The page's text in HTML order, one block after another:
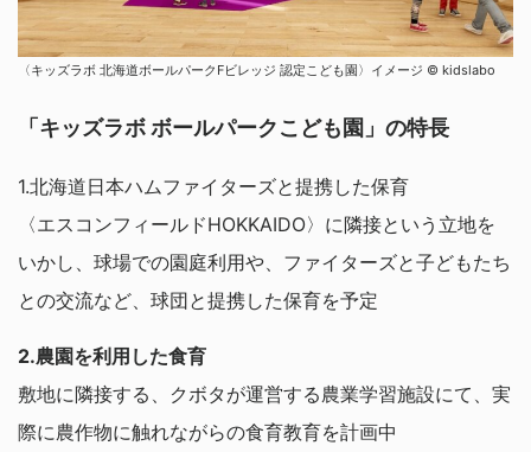
〈キッズラボ 北海道ボールパークFビレッジ 認定こども園〉イメージ ©︎ kidslabo
「キッズラボ ボールパークこども園」の特長
1.北海道日本ハムファイターズと提携した保育
〈エスコンフィールドHOKKAIDO〉に隣接という立地を
いかし、球場での園庭利用や、ファイターズと子どもたち
との交流など、球団と提携した保育を予定
2.農園を利用した食育
敷地に隣接する、クボタが運営する農業学習施設にて、実
際に農作物に触れながらの食育教育を計画中